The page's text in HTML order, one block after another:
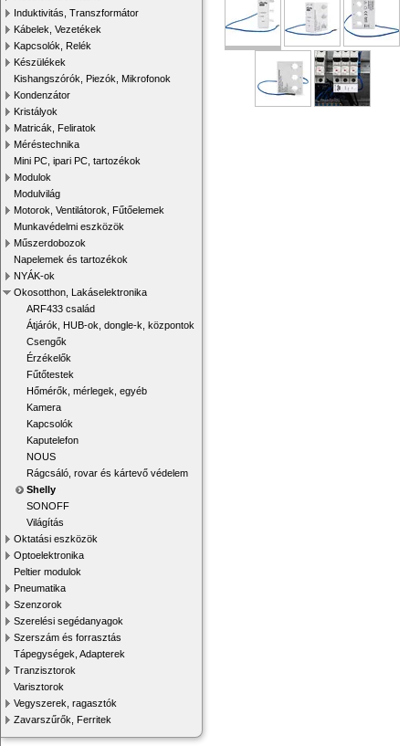
Induktivitás, Transzformátor
Kábelek, Vezetékek
Kapcsolók, Relék
Készülékek
Kishangszórók, Piezók, Mikrofonok
Kondenzátor
Kristályok
Matricák, Feliratok
Méréstechnika
Mini PC, ipari PC, tartozékok
Modulok
Modulvilág
Motorok, Ventilátorok, Fűtőelemek
Munkavédelmi eszközök
Műszerdobozok
Napelemek és tartozékok
NYÁK-ok
Okosotthon, Lakáselektronika
ARF433 család
Átjárók, HUB-ok, dongle-k, központok
Csengők
Érzékelők
Fűtőtestek
Hőmérők, mérlegek, egyéb
Kamera
Kapcsolók
Kaputelefon
NOUS
Rágcsáló, rovar és kártevő védelem
Shelly
SONOFF
Világítás
Oktatási eszközök
Optoelektronika
Peltier modulok
Pneumatika
Szenzorok
Szerelési segédanyagok
Szerszám és forrasztás
Tápegységek, Adapterek
Tranzisztorok
Varisztorok
Vegyszerek, ragasztók
Zavarszűrők, Ferritek